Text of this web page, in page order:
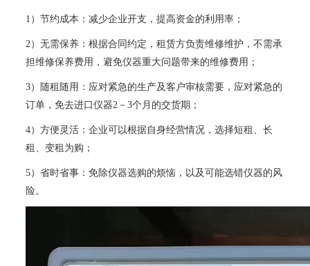
1）节约成本：减少企业开支，提高资金的利用率；
2）无需保养：根据合同约定，租赁方负责维修维护，不需承
担维修保养费用，避免仪器重大问题带来的维修费用；
3）随租随用：应对紧急的生产及客户审核需要，应对紧急的
订单，免去进口仪器2－3个月的交货期；
4）方便灵活：企业可以根据自身经营情况，选择短租、长
租、变租为购；
5）省时省事：免除仪器选购的烦恼，以及可能选错仪器的风
险。